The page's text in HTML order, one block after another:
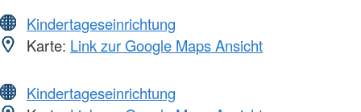
Kindertageseinrichtung
Karte: Link zur Google Maps Ansicht
Kindertageseinrichtung